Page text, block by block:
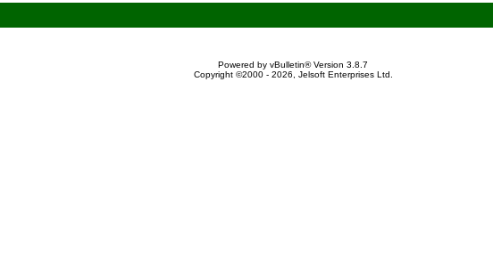
Powered by vBulletin® Version 3.8.7
Copyright ©2000 - 2026, Jelsoft Enterprises Ltd.